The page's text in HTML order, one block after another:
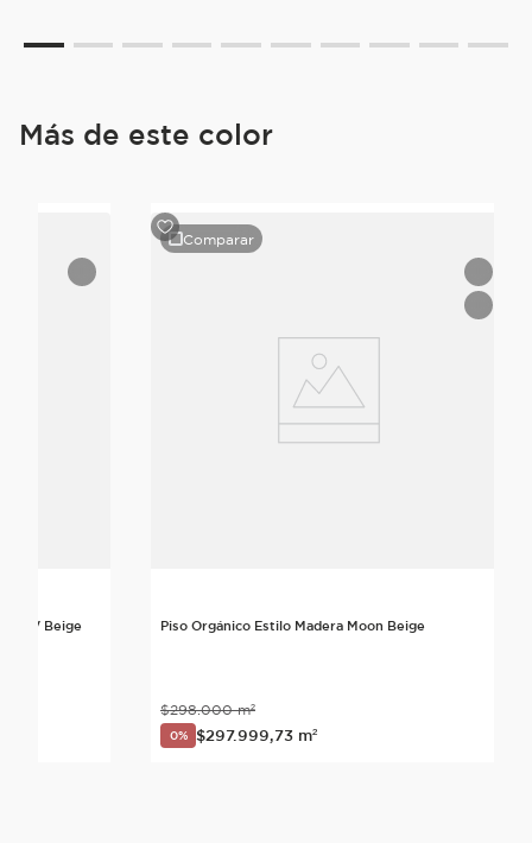
Más de este color
V Beige
Comparar
Piso Orgánico Estilo Madera Moon Beige
$298.000 m²
0% $297.999,73 m²